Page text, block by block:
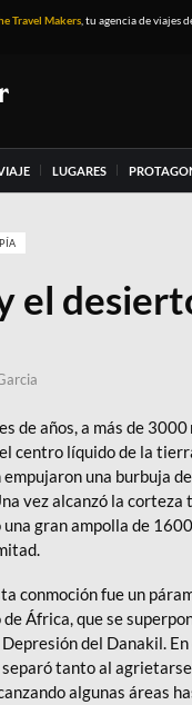
Travel Makers , tu agencia de viajes
LUGARES
el
de años, a más de 3000
centro líquido de la
una burbuja
vez alcanzó la corteza
gran ampolla de
conmoción fue un
África, que se
del Danakil. En
tanto al
algunas áreas